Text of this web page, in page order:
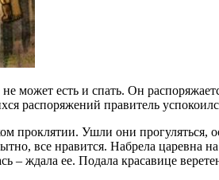
есть и спать. Он
правитель
проклятии. Ушли они
все нравится. Набрела царевна
ждала ее. Подала красавице